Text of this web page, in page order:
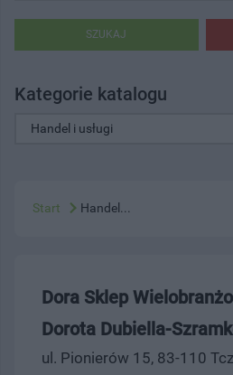
SZUKAJ
Kategorie katalogu
Start Handel...
Dora Sklep
Dorota Dubiella-
ul. Pionierów 15, 83-110